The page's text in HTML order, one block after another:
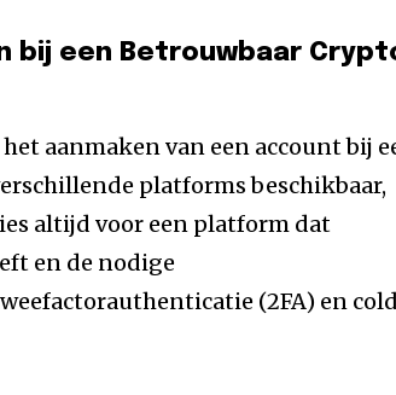
bij een Betrouwbaar
aanmaken van een account bij
platforms beschikbaar,
altijd voor een platform dat
en de nodige
(2FA) en cold